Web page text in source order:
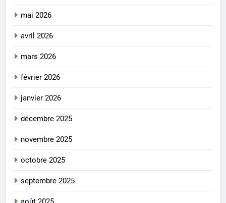
mai 2026
avril 2026
mars 2026
février 2026
janvier 2026
décembre 2025
novembre 2025
octobre 2025
septembre 2025